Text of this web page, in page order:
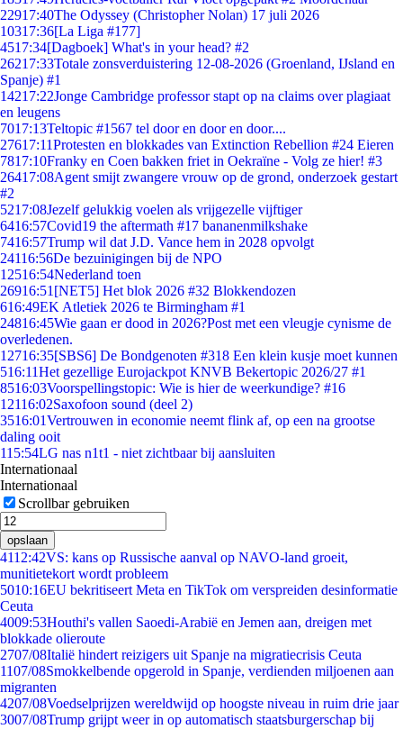
22917:40The Odyssey (Christopher Nolan) 17 juli 2026
10317:36[La Liga #177]
4517:34[Dagboek] What's in your head? #2
26217:33Totale zonsverduistering 12-08-2026 (Groenland, IJsland en
Spanje) #1
14217:22Jonge Cambridge professor stapt op na claims over plagiaat
en leugens
7017:13Teltopic #1567 tel door en door en door....
27617:11Protesten en blokkades van Extinction Rebellion #24 Eieren
7817:10Franky en Coen bakken friet in Oekraïne - Volg ze hier! #3
26417:08Agent smijt zwangere vrouw op de grond, onderzoek gestart
#2
5217:08Jezelf gelukkig voelen als vrijgezelle vijftiger
6416:57Covid19 the aftermath #17 bananenmilkshake
7416:57Trump wil dat J.D. Vance hem in 2028 opvolgt
24116:56De bezuinigingen bij de NPO
12516:54Nederland toen
26916:51 [NET5] Het blok 2026 #32 Blokkendozen
616:49EK Atletiek 2026 te Birmingham #1
24816:45Wie gaan er dood in 2026?Post met een vleugje cynisme de
overledenen.
12716:35[SBS6] De Bondgenoten #318 Een klein kusje moet kunnen
516:11Het gezellige Eurojackpot KNVB Bekertopic 2026/27 #1
8516:03Voorspellingstopic: Wie is hier de weerkundige? #16
12116:02Saxofoon sound (deel 2)
3516:01Vertrouwen in economie neemt flink af, op een na grootse
daling ooit
115:54LG nas n1t1 - niet zichtbaar bij aansluiten
Internationaal
Internationaal
Scrollbar gebruiken
opslaan
4112:42VS: kans op Russische aanval op NAVO-land groeit,
munitietekort wordt probleem
5010:16EU bekritiseert Meta en TikTok om verspreiden desinformatie
Ceuta
4009:53Houthi's vallen Saoedi-Arabië en Jemen aan, dreigen met
blokkade olieroute
2707/08Italië hindert reizigers uit Spanje na migratiecrisis Ceuta
1107/08Smokkelbende opgerold in Spanje, verdienden miljoenen aan
migranten
4207/08Voedselprijzen wereldwijd op hoogste niveau in ruim drie jaar
3007/08Trump grijpt weer in op automatisch staatsburgerschap bij